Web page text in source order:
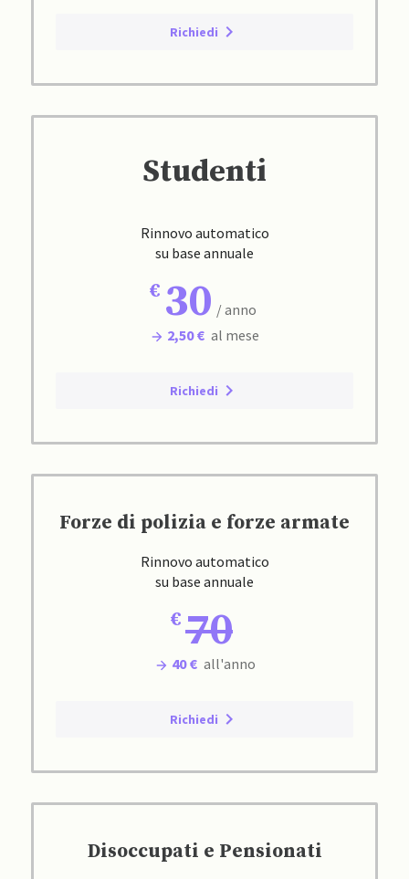
Richiedi
Studenti
Rinnovo automatico
su base annuale
30 / anno
2,50 € al mese
Richiedi
Forze di polizia e forze armate
Rinnovo automatico
su base annuale
70
40 € all'anno
Richiedi
Disoccupati e Pensionati